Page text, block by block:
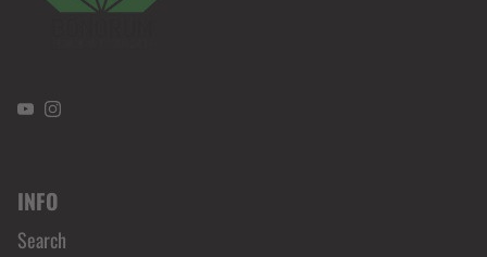
YouTubeInstagram
INFO
Search